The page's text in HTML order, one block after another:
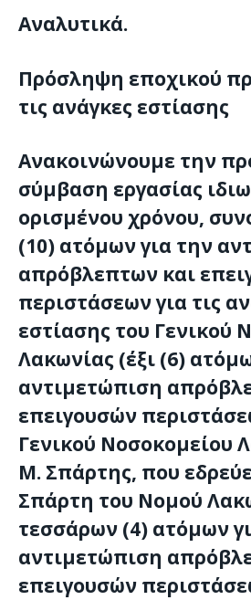
Αναλυτικά.
Πρόσληψη εποχικού
τις ανάγκες εστίασης
Ανακοινώνουμε την
σύμβαση εργασίας
ορισμένου χρόνου,
(10) ατόμων για την
απρόβλεπτων και
περιστάσεων για τις
εστίασης του Γενικού
Λακωνίας (έξι (6)
αντιμετώπιση
επειγουσών
Γενικού Νοσοκομείου
Μ. Σπάρτης, που
Σπάρτη του Νομού
τεσσάρων (4) ατόμων
αντιμετώπιση
επειγουσών